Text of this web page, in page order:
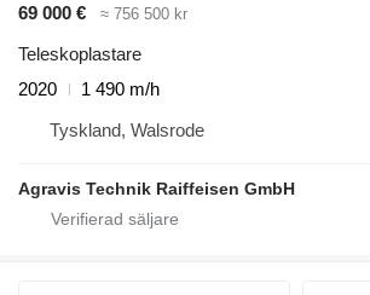
69 000 €
≈ 756 500 kr
Teleskoplastare
2020
1 490 m/h
Tyskland, Walsrode
Agravis Technik Raiffeisen GmbH